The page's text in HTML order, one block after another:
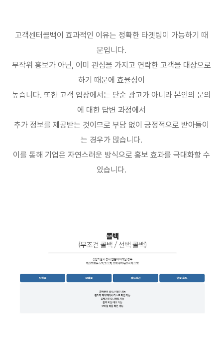
고객센터콜백이 효과적인 이유는 정확한 타겟팅이 가능하기 때
문입니다.
무작위 홍보가 아닌, 이미 관심을 가지고 연락한 고객을 대상으로
하기 때문에 효율성이
높습니다. 또한 고객 입장에서는 단순 광고가 아니라 본인의 문의
에 대한 답변 과정에서
추가 정보를 제공받는 것이므로 부담 없이 긍정적으로 받아들이
는 경우가 많습니다.
이를 통해 기업은 자연스러운 방식으로 홍보 효과를 극대화할 수
있습니다.